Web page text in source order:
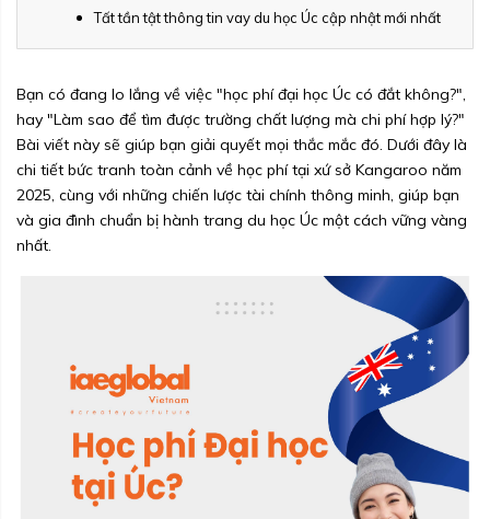
Tất tần tật thông tin vay du học Úc cập nhật mới nhất
Bạn có đang lo lắng về việc "học phí đại học Úc có đắt không?",
hay "Làm sao để tìm được trường chất lượng mà chi phí hợp lý?"
Bài viết này sẽ giúp bạn giải quyết mọi thắc mắc đó. Dưới đây là
chi tiết bức tranh toàn cảnh về học phí tại xứ sở Kangaroo năm
2025, cùng với những chiến lược tài chính thông minh, giúp bạn
và gia đình chuẩn bị hành trang du học Úc một cách vững vàng
nhất.